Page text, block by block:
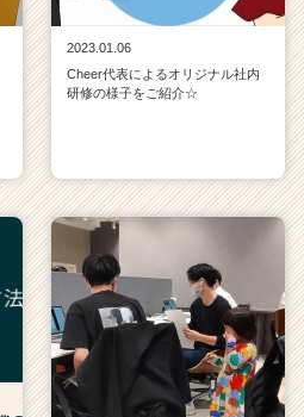
2023.01.06
Cheer代表によるオリジナル社内
研修の様子をご紹介☆